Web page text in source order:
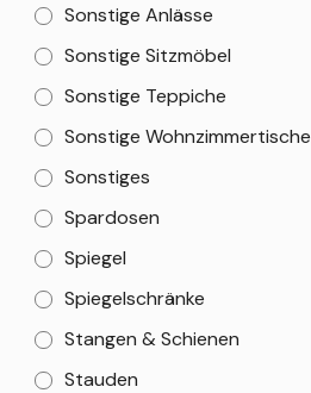
Sonstige Anlässe
Sonstige Sitzmöbel
Sonstige Teppiche
Sonstige Wohnzimmertische
Sonstiges
Spardosen
Spiegel
Spiegelschränke
Stangen & Schienen
Stauden